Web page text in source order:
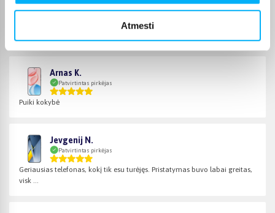
Atmesti
Patvirtintas pirkėjas
Labai gera kokybė. Android versija puiki. Maniau, kad tai vis dar LCD,
Arnas K.
Patvirtintas pirkėjas
Puiki kokybė
Jevgenij N.
Patvirtintas pirkėjas
Geriausias telefonas, kokį tik esu turėjęs. Pristatymas buvo labai greitas,
visk ...